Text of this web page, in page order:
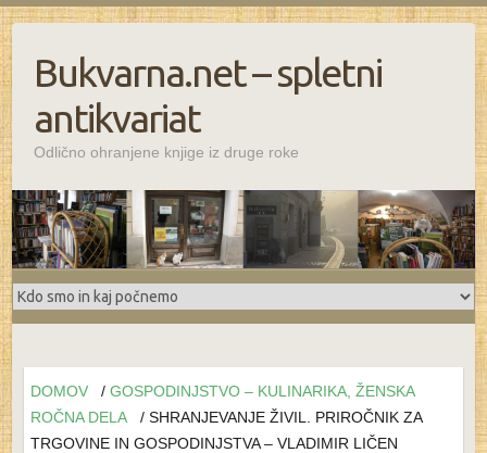
Bukvarna.net – spletni
antikvariat
Odlično ohranjene knjige iz druge roke
DOMOV / GOSPODINJSTVO – KULINARIKA, ŽENSKA
ROČNA DELA
/ SHRANJEVANJE ŽIVIL. PRIROČNIK ZA
TRGOVINE IN GOSPODINJSTVA – VLADIMIR LIČEN